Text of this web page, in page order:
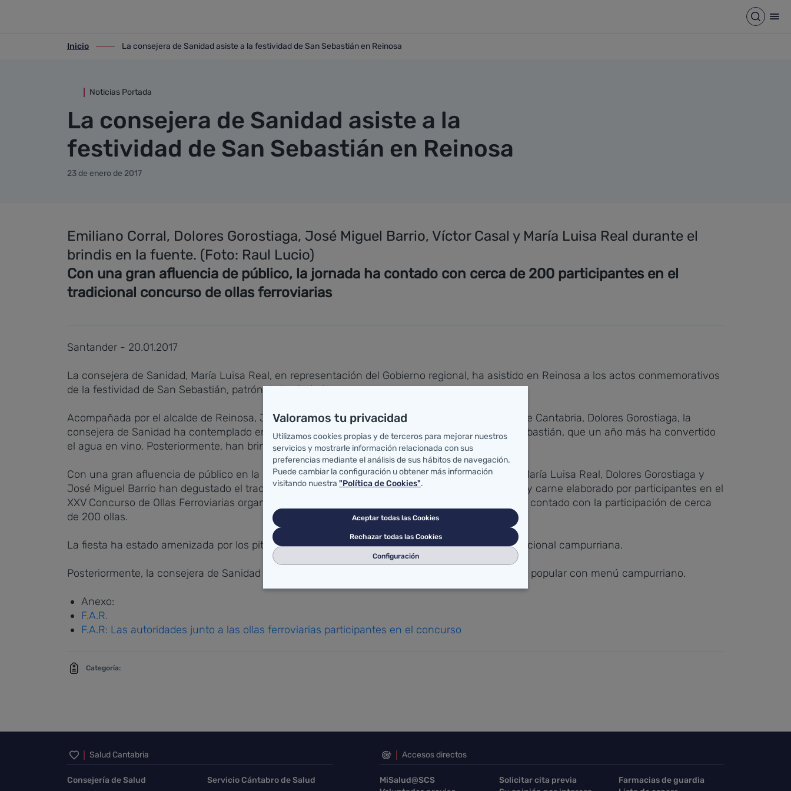
Abrir
ir-a inicio
Inicio
ir-a La consejera de Sanidad asiste a la festividad de San Sebastián en Reinosa
La consejera de Sanidad asiste a la festividad de San Sebastián en Reinosa
Noticias Portada
La consejera de Sanidad asiste a la
festividad de San Sebastián en Reinosa
23 de enero de 2017
Emiliano Corral, Dolores Gorostiaga, José Miguel Barrio, Víctor Casal y María Luisa Real durante el
brindis en la fuente. (Foto: Raul Lucio)
Con una gran afluencia de público, la jornada ha contado con cerca de 200 participantes en el
tradicional concurso de ollas ferroviarias
Santander - 20.01.2017
La consejera de Sanidad, María Luisa Real, en representación del Gobierno regional, ha asistido en Reinosa a los actos conmemorativos
de la festividad de San Sebastián, patrón de la ciudad.
Acompañada por el alcalde de Reinosa, José Miguel Barrio, y por la presidenta del Parlamento de Cantabria, Dolores Gorostiaga, la
consejera de Sanidad ha contemplado en la fuente de la Plaza de España el 'milagro' de San Sebastián, que un año más ha convertido
el agua en vino. Posteriormente, han brindado con los vecinos por un buen año.
Con una gran afluencia de público en la Plaza de España, favorecida por sol y el buen tiempo, María Luisa Real, Dolores Gorostiaga y
José Miguel Barrio han degustado el tradicional guiso campurriano cocinado a base de patatas y carne elaborado por participantes en el
XXV Concurso de Ollas Ferroviarias organizado por el Ayuntamiento de Reinosa. Esta edición ha contado con la participación de cerca
de 200 ollas.
La fiesta ha estado amenizada por los pitos, mozos y rondas, y por un concierto de música tradicional campurriana.
Posteriormente, la consejera de Sanidad ha compartido con los vecinos de Reinosa una comida popular con menú campurriano.
Anexo:
F.A.R.
F.A.R: Las autoridades junto a las ollas ferroviarias participantes en el concurso
Categoría:
Inicio del pie de página
Salud Cantabria
Consejería de Salud Servicio Cántabro de Salud
Accesos directos
MiSalud@SCS Solicitar cita previa
Farmacias de guardia
Valoramos tu privacidad
Utilizamos cookies propias y de terceros para mejorar nuestros
servicios y mostrarle información relacionada con sus
preferencias mediante el análisis de sus hábitos de navegación.
Puede cambiar la configuración u obtener más información
visitando nuestra "Política de Cookies".
Aceptar todas las Cookies
Rechazar todas las Cookies
Configuración